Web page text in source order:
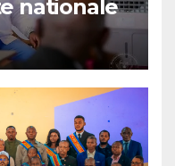
nationale